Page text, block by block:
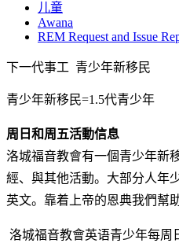
儿童
Awana
REM Request and Issue
下一代事工 青少年新移民
青少年新移民=1.5代青少年
周日和周五活動信息
洛城福音教會有一個青少年新
經、與其他活動。大部分人年
英文。 靠着上帝的恩典我們幫
洛城福音教會英语青少年每周